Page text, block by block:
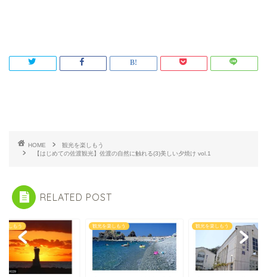
HOME
観光を楽しもう
【はじめての佐渡観光】佐渡の自然に触れる(3)美しい夕焼け vol.1
RELATED POST
楽しもう 観光を楽しもう 観光を楽しもう